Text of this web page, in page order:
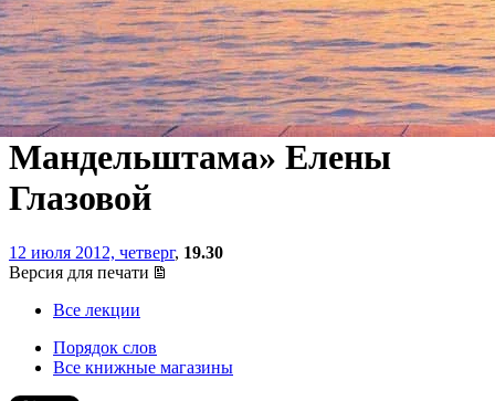
Презентация книги
«Подсказано Дантом. О
поэтике и поэзии
Мандельштама» Елены
Глазовой
12 июля 2012, четверг, 19.30
Версия для печати
Все лекции
Порядок слов
Все книжные магазины